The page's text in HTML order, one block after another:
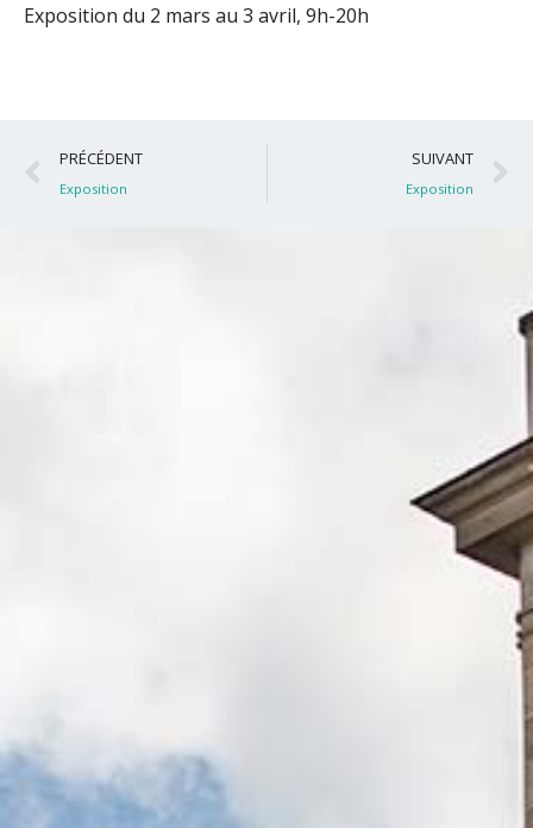
Exposition du 2 mars au 3 avril, 9h-20h
Précédent
PRÉCÉDENT
Exposition
SUIVANT
Exposition